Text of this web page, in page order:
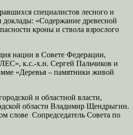
специалистов лесного и
«Содержание древесной
кроны и ствола взрослого
нации в Совете Федерации,
к.с.-х.н. Сергей Пальчиков и
«Деревья – памятники живой
и областной власти,
области Владимир Щендрыгин.
слове Сопредседатель Совета по